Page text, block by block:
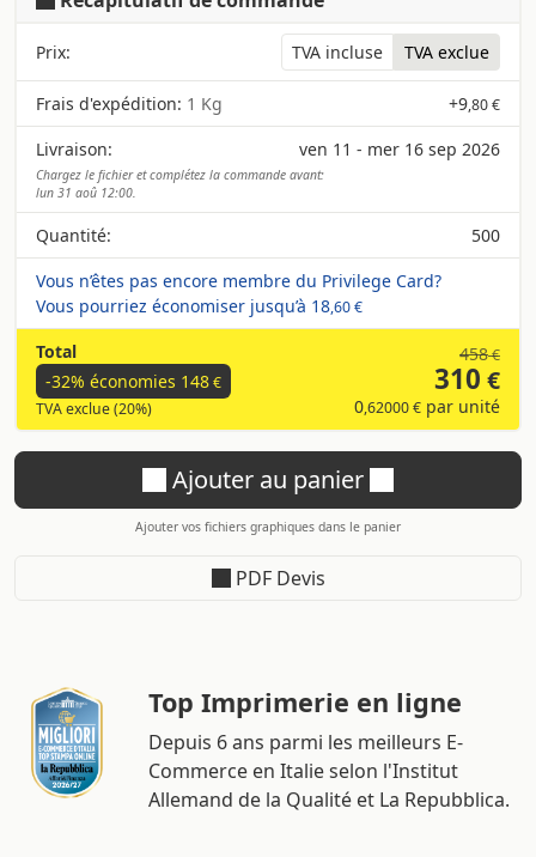
Prix: TVA incluse TVA exclue
Frais d'expédition: 1 Kg +9,80 €
Livraison: ven 11 - mer 16 sep 2026
Chargez le fichier et complétez la commande avant:
lun 31 aoû 12:00.
Quantité:
500
Vous n’êtes pas encore membre du Privilege Card?
Vous pourriez économiser jusqu’à 18,60 €
Total
-32% économies 148€
TVA exclue (20%)
458€
310 €
0,62000 € par unité
Ajouter au panier
Ajouter vos fichiers graphiques dans le panier
PDF Devis
Top Imprimerie en ligne
Depuis 6 ans parmi les meilleurs E-
Commerce en Italie selon l'Institut
Allemand de la Qualité et La Repubblica.